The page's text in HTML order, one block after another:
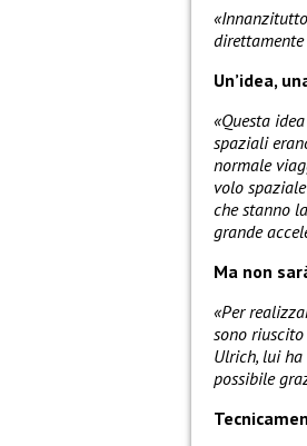
Un’idea,
«Questa
spaziali
normale
volo
che stanno
grande
Ma non
«Per
sono
Ulrich, lui
possibile